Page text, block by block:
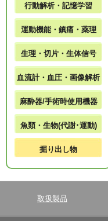
行動解析・記憶学習
運動機能・鎮痛・薬理
生理・切片・生体信号
血流計・血圧・画像解析
麻酔器/手術時使用機器
魚類・生物(代謝･運動)
掘り出し物
取扱製品